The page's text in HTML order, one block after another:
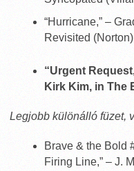
“Hurricane,” –
Revisited (Norton)
“Urgent
Kirk Kim, in The
Legjobb különálló füzet,
Brave & the Bold
Firing Line,” – J.